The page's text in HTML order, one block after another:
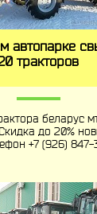
автопарке
тракторов
беларус
до 20%
+7 (926) 847-